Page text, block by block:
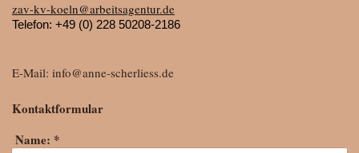
zav-kv-koeln@arbeitsagentur.de
Telefon: +49 (0) 228 50208-2186
E-Mail: info@anne-scherliess.de
Kontaktformular
Name: *